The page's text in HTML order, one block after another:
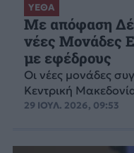
ΥΕΘΑ
Με απόφαση
νέες Μονάδες
με εφέδρους
Οι νέες μονάδες
Κεντρική
29 ΙΟΥΛ. 2026, 09:53